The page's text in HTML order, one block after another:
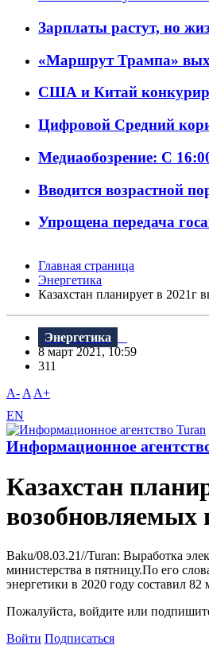
Зарплаты растут, но
«Маршрут Трампа»
США и Китай
Цифровой Средний
Медиаобозрение: С
Вводится возрастной
Упрощена передача
Главная страница
Энергетика
Казахстан планирует в 2021г
Энергетика
8 март 2021, 10:59
311
A- A A+
EN
Информационное
Казахстан
возобновляемых
Baku/08.03.21//Turan: Выработка
министерства в пятницу.По его
энергетики в 2020 году составил
Пожалуйста, войдите или
Войти Подписаться